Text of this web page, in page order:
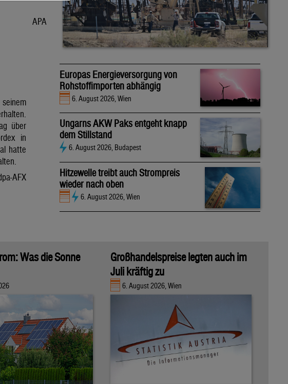
APA
über
in
hatte
AFX
Europas Energieversorgung von
Rohstoffimporten abhängig
6. August 2026, Wien
Ungarns AKW Paks entgeht knapp
dem Stillstand
6. August 2026, Budapest
Hitzewelle treibt auch Strompreis
wieder nach oben
6. August 2026, Wien
Was die Sonne
Großhandelspreise legten auch im
Juli kräftig zu
6. August 2026, Wien